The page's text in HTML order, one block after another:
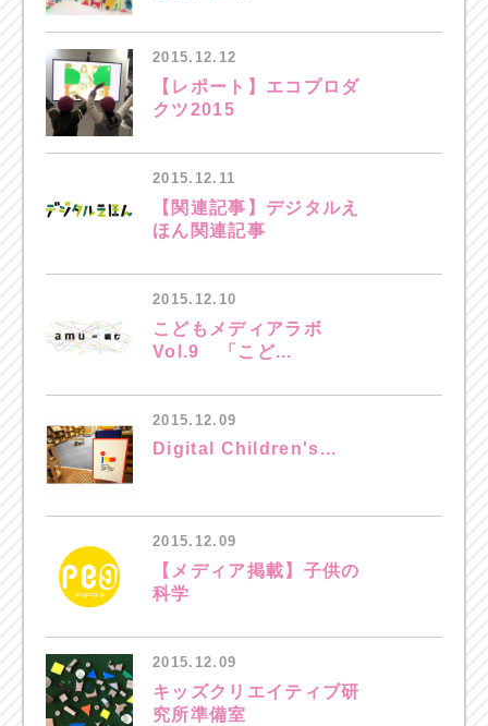
2015.12.12
【レポート】エコプロダ
クツ2015
2015.12.11
【関連記事】デジタルえ
ほん関連記事
2015.12.10
こどもメディアラボ
Vol.9 「こど...
2015.12.09
Digital Children's...
2015.12.09
【メディア掲載】子供の
科学
2015.12.09
キッズクリエイティブ研
究所準備室